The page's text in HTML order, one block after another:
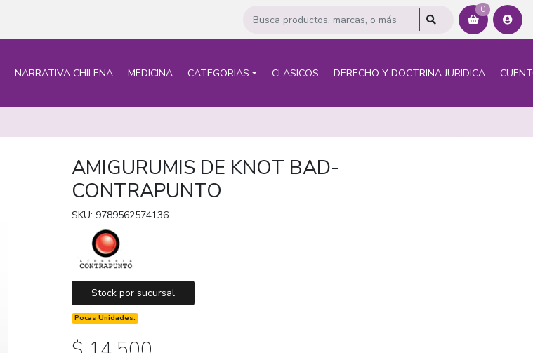
0
NARRATIVA CHILENA MEDICINA CATEGORIAS CLASICOS DERECHO Y DOCTRINA JURIDICA
AMIGURUMIS DE KNOT BAD-
CONTRAPUNTO
SKU: 9789562574136
Stock por sucursal
Pocas Unidades.